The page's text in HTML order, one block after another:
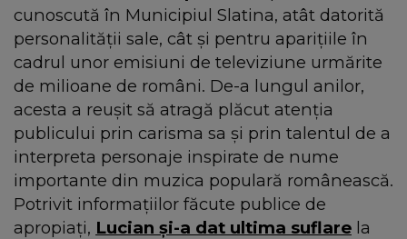
cunoscută în Municipiul Slatina, atât datorită
personalității sale, cât și pentru aparițiile în
cadrul unor emisiuni de televiziune urmărite
de milioane de români. De-a lungul anilor,
acesta a reușit să atragă plăcut atenția
publicului prin carisma sa și prin talentul de a
interpreta personaje inspirate de nume
importante din muzica populară românească.
Potrivit informațiilor făcute publice de
apropiați, Lucian și-a dat ultima suflare la